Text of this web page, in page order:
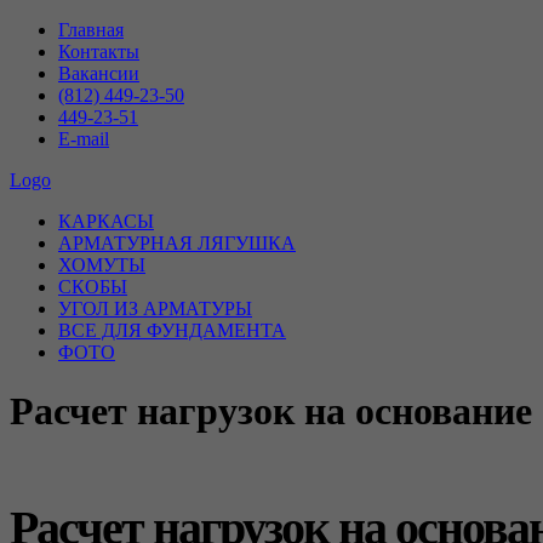
Главная
Контакты
Вакансии
(812) 449-23-50
449-23-51
E-mail
Logo
КАРКАСЫ
АРМАТУРНАЯ ЛЯГУШКА
ХОМУТЫ
СКОБЫ
УГОЛ ИЗ АРМАТУРЫ
ВСЕ ДЛЯ ФУНДАМЕНТА
ФОТО
Расчет нагрузок на основание
Расчет нагрузок на